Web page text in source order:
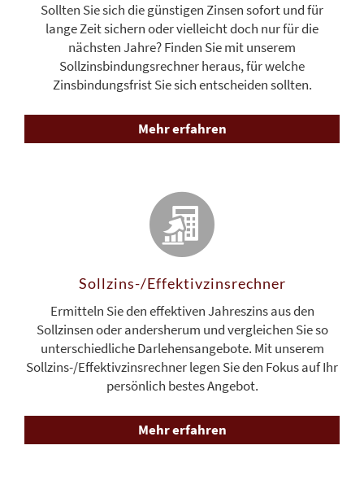
Sollten Sie sich die günstigen Zinsen sofort und für
lange Zeit sichern oder vielleicht doch nur für die
nächsten Jahre? Finden Sie mit unserem
Sollzinsbindungsrechner heraus, für welche
Zinsbindungsfrist Sie sich entscheiden sollten.
Mehr erfahren
Sollzins-/Effektivzins­rechner
Ermitteln Sie den effektiven Jahreszins aus den
Sollzinsen oder andersherum und vergleichen Sie so
unterschiedliche Darlehensangebote. Mit unserem
Sollzins-/Effektivzinsrechner legen Sie den Fokus auf Ihr
persönlich bestes Angebot.
Mehr erfahren